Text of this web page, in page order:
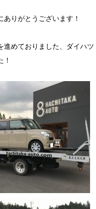
ありがとうございます！
進めておりました、ダイハ
！